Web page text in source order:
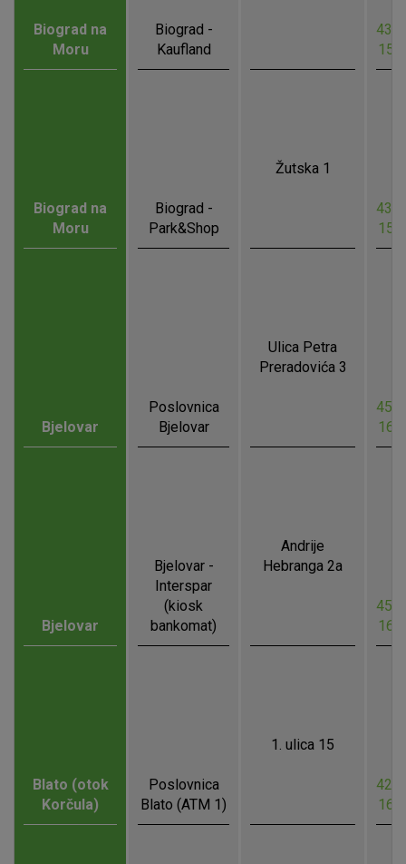
Biograd na
Moru
Biograd -
Kaufland
Biograd na
Moru
Biograd -
Park&Shop
Žutska 1
Bjelovar
Poslovnica
Bjelovar
Ulica Petra
Preradovića 3
Bjelovar
Bjelovar -
Interspar
(kiosk
bankomat)
Andrije
Hebranga 2a
Blato (otok
Korčula)
Poslovnica
Blato (ATM 1)
1. ulica 15